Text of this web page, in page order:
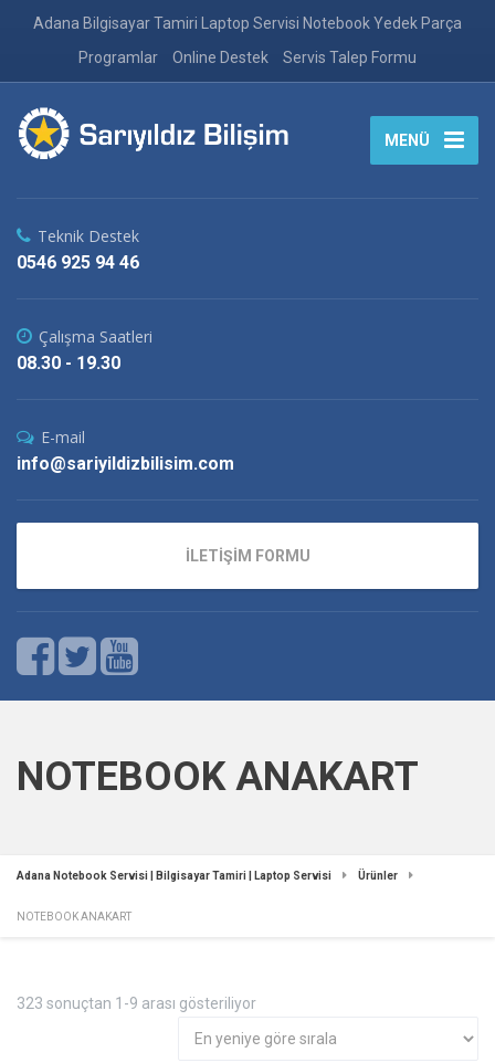
Adana Bilgisayar Tamiri Laptop Servisi Notebook Yedek Parça
Programlar
Online Destek Servis Talep Formu
MENÜ
Teknik Destek
0546 925 94 46
Çalışma Saatleri
08.30 - 19.30
E-mail
info@sariyildizbilisim.com
İLETİŞİM FORMU
NOTEBOOK ANAKART
Adana Notebook Servisi | Bilgisayar Tamiri | Laptop Servisi Ürünler
NOTEBOOK ANAKART
323 sonuçtan 1-9 arası gösteriliyorEn
göre